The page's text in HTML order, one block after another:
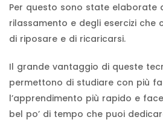
Per questo sono state elaborate
rilassamento e degli esercizi che
di riposare e di ricaricarsi.
Il grande vantaggio di queste
permettono di studiare con più
l’apprendimento più rapido e
bel po’ di tempo che puoi